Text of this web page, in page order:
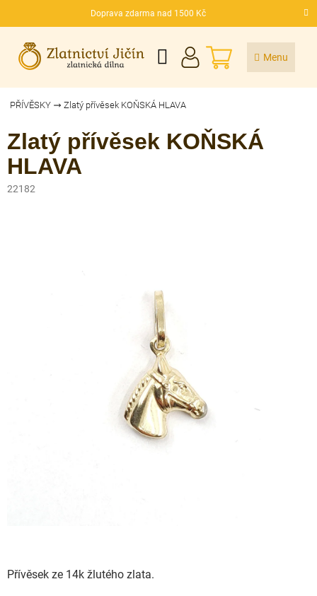
Doprava zdarma nad 1500 Kč
CZK
NÁKUPNÍ
KOŠÍK
PŘÍVĚSKY Zlatý přívěsek KOŇSKÁ HLAVA
Zlatý přívěsek KOŇSKÁ
HLAVA
22182
Přívěsek ze 14k žlutého zlata.